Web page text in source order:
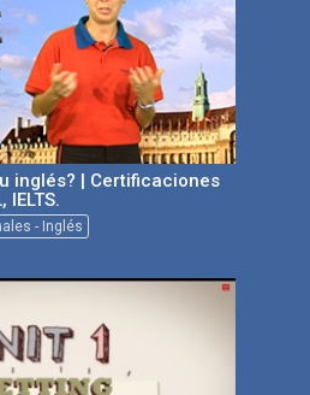
inglés? | Certificaciones
IELTS.
- Inglés